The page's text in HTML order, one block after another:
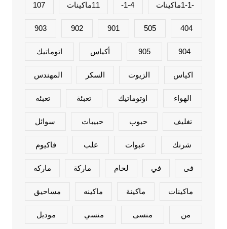
-1-1ماكينات 1-4- 11ماكينات 107
404
505
901
902
903
904
905 أكياس اتوماتيك
اكياس الزيوت السكر المهندس
الهواء اوتوماتيك تعبئة تعبئه
تغليف حبوب حبيبات سوائل
شرنك عبوات علب فاكيوم
فى في لحام ماركة ماركه
ماكينات ماكينة ماكينه مساحيق
من منسى منسي موديل